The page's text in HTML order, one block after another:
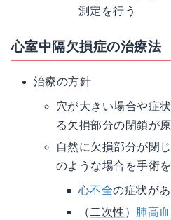
測定を行う
心室中隔欠損症の治療法
治療の方針
穴が大きい場合や症
る欠損部分の閉鎖が
自然に欠損部分が閉
のような場合を手術
心不全の症状が
（ 二次性 ） 肺高